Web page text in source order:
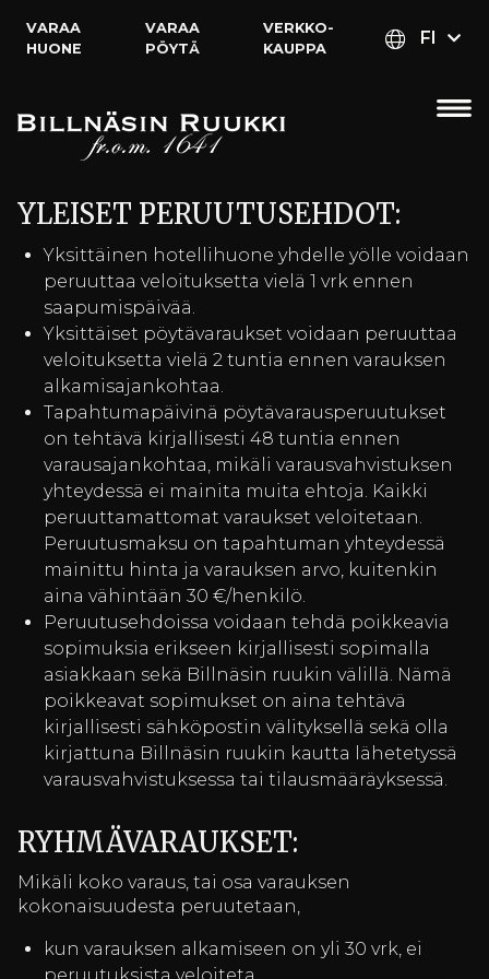
VARAA
HUONE
VARAA
PÖYTÄ
VERKKO­
KAUPPA
FI
YLEISET PERUUTUSEHDOT:
Yksittäinen hotellihuone yhdelle yölle voidaan
peruuttaa veloituksetta vielä 1 vrk ennen
saapumispäivää.
Yksittäiset pöytävaraukset voidaan peruuttaa
veloituksetta vielä 2 tuntia ennen varauksen
alkamisajankohtaa.
Tapahtumapäivinä pöytävarausperuutukset
on tehtävä kirjallisesti 48 tuntia ennen
varausajankohtaa, mikäli varausvahvistuksen
yhteydessä ei mainita muita ehtoja. Kaikki
peruuttamattomat varaukset veloitetaan.
Peruutusmaksu on tapahtuman yhteydessä
mainittu hinta ja varauksen arvo, kuitenkin
aina vähintään 30 €/henkilö.
Peruutusehdoissa voidaan tehdä poikkeavia
sopimuksia erikseen kirjallisesti sopimalla
asiakkaan sekä Billnäsin ruukin välillä. Nämä
poikkeavat sopimukset on aina tehtävä
kirjallisesti sähköpostin välityksellä sekä olla
kirjattuna Billnäsin ruukin kautta lähetetyssä
varausvahvistuksessa tai tilausmääräyksessä.
RYHMÄVARAUKSET:
Mikäli koko varaus, tai osa varauksen
kokonaisuudesta peruutetaan,
kun varauksen alkamiseen on yli 30 vrk, ei